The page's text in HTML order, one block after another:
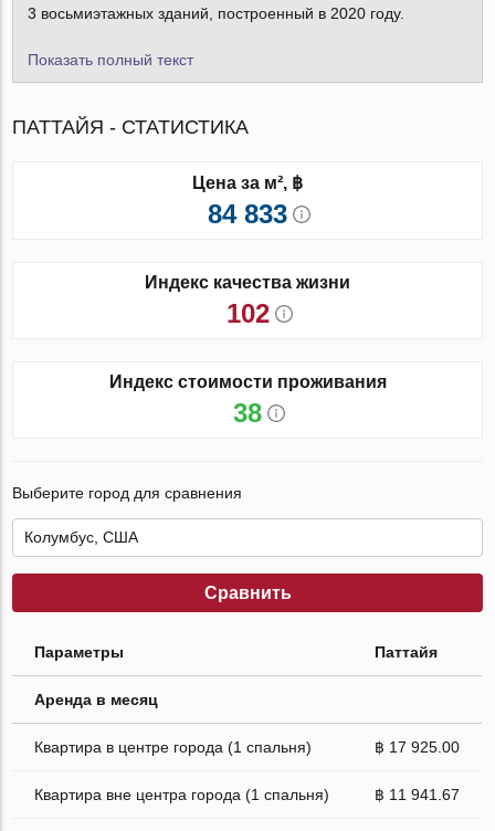
3 восьмиэтажных зданий, построенный в 2020 году.
Показать полный текст
ПАТТАЙЯ - СТАТИСТИКА
Цена за м², ฿
84 833
Индекс качества жизни
102
Индекс стоимости проживания
38
Выберите город для сравнения
Сравнить
Параметры Паттайя
Аренда в месяц
Квартира в центре города (1 спальня) ฿ 17 925.00
Квартира вне центра города (1 спальня) ฿ 11 941.67